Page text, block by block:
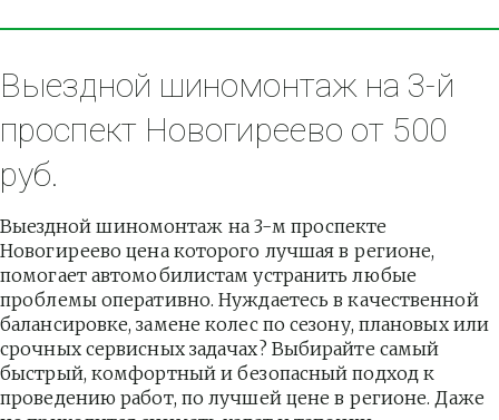
Выездной шиномонтаж на 3-й
проспект Новогиреево от 500
руб.
Выездной шиномонтаж на 3-м проспекте
Новогиреево цена которого лучшая в регионе,
помогает автомобилистам устранить любые
проблемы оперативно. Нуждаетесь в качественной
балансировке, замене колес по сезону, плановых или
срочных сервисных задачах? Выбирайте самый
быстрый, комфортный и безопасный подход к
проведению работ, по лучшей цене в регионе. Даже